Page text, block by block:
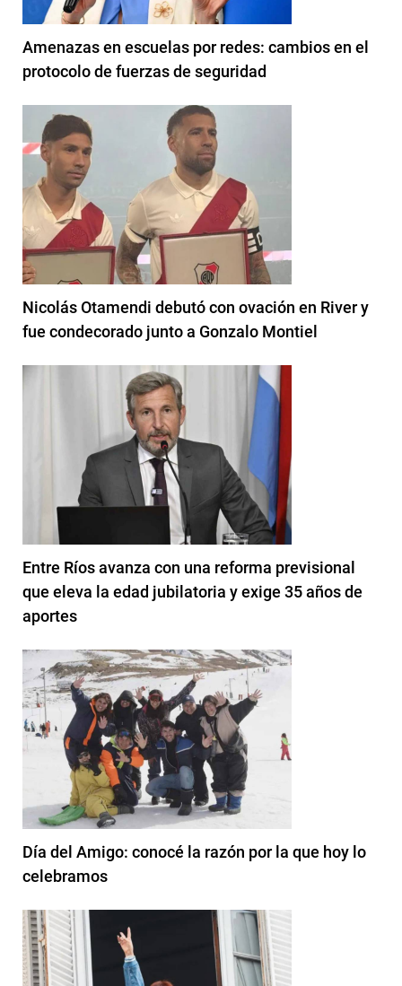
Amenazas en escuelas por redes: cambios en el
protocolo de fuerzas de seguridad
Nicolás Otamendi debutó con ovación en River y
fue condecorado junto a Gonzalo Montiel
Entre Ríos avanza con una reforma previsional
que eleva la edad jubilatoria y exige 35 años de
aportes
Día del Amigo: conocé la razón por la que hoy lo
celebramos